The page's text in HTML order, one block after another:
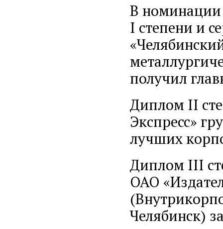
В
I степени и
получил
Диплом II
Экспресс»
лучших
Диплом III
ОАО
Челябинск)